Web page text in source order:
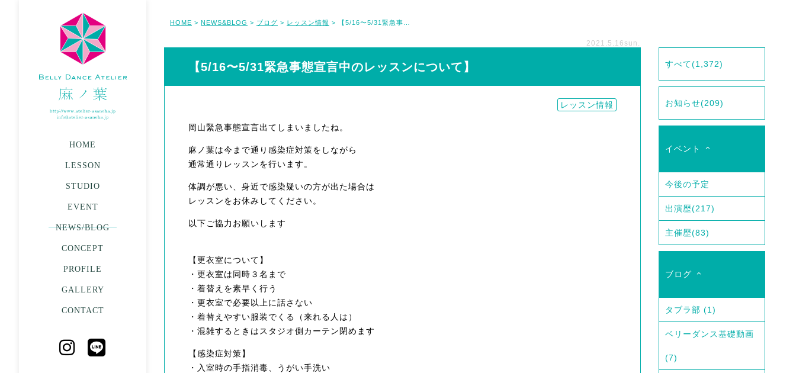
HOME
LESSON
STUDIO
EVENT
NEWS/BLOG
CONCEPT
PROFILE
GALLERY
CONTACT
HOME > NEWS&BLOG > ブログ > レッスン情報 >
2021.5.16 sun.
【5/16〜5/31緊急事態宣言中のレッスンについて】
レッスン情報
岡山緊急事態宣言出てしまいましたね。
麻ノ葉は今まで通り感染症対策をしながら
通常通りレッスンを行います。
体調が悪い、身近で感染疑いの方が出た場合は
レッスンをお休みしてください。
以下ご協力お願いします
【更衣室について】
・更衣室は同時３名まで
・着替えを素早く行う
・更衣室で必要以上に話さない
・着替えやすい服装でくる（来れる人は）
・混雑するときはスタジオ側カーテン閉めます
【感染症対策】
・入室時の手指消毒、うがい手洗い
すべて(1,372)
お知らせ(209)
イベント
今後の予定
出演歴(217)
主催歴(83)
ブログ
タブラ部 (1)
ベリーダンス基礎動画
(7)